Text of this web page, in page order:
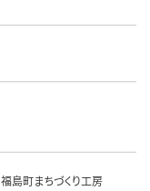
町まちづくり工房